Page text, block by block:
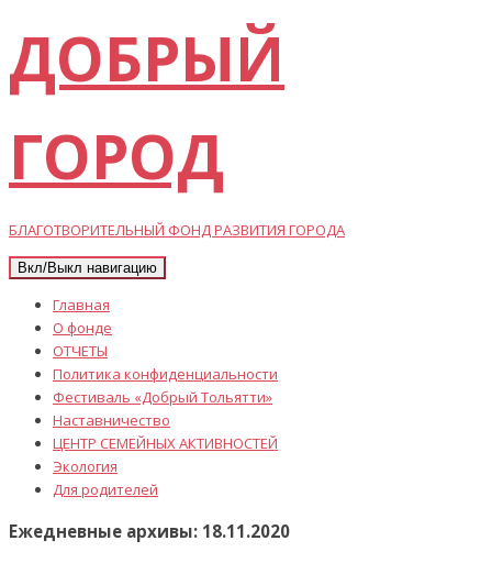
ДОБРЫЙ
ГОРОД
БЛАГОТВОРИТЕЛЬНЫЙ ФОНД РАЗВИТИЯ ГОРОДА
Вкл/Выкл навигацию
Главная
О фонде
ОТЧЕТЫ
Политика конфиденциальности
Фестиваль «Добрый Тольятти»
Наставничество
ЦЕНТР СЕМЕЙНЫХ АКТИВНОСТЕЙ
Экология
Для родителей
Ежедневные архивы: 18.11.2020